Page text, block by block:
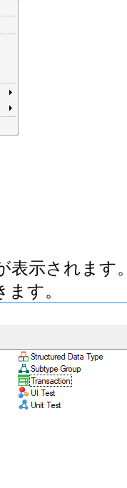
表示されます
す。